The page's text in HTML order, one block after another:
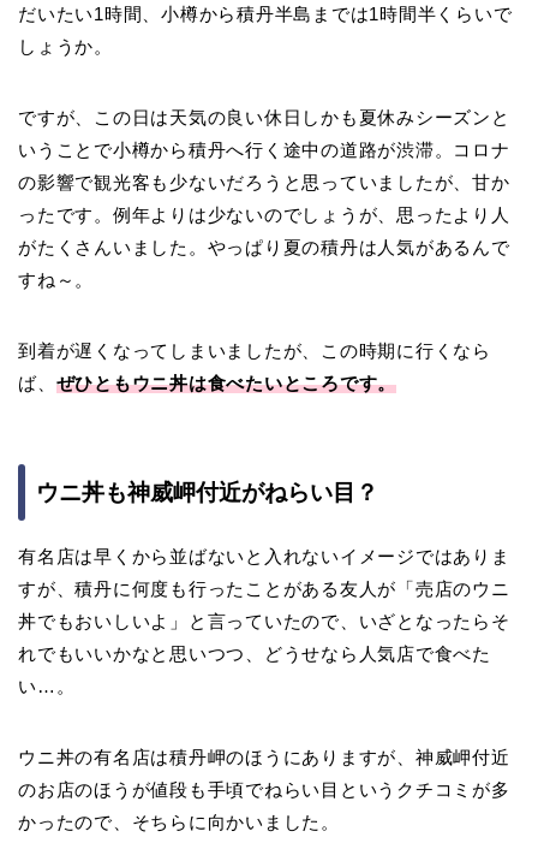
だいたい1時間、小樽から積丹半島までは1時間半くらいで
しょうか。
ですが、この日は天気の良い休日しかも夏休みシーズンと
いうことで小樽から積丹へ行く途中の道路が渋滞。コロナ
の影響で観光客も少ないだろうと思っていましたが、甘か
ったです。例年よりは少ないのでしょうが、思ったより人
がたくさんいました。やっぱり夏の積丹は人気があるんで
すね～。
到着が遅くなってしまいましたが、この時期に行くなら
ば、 ぜひともウニ丼は食べたいところです。
ウニ丼も神威岬付近がねらい目？
有名店は早くから並ばないと入れないイメージではありま
すが、積丹に何度も行ったことがある友人が「売店のウニ
丼でもおいしいよ」と言っていたので、いざとなったらそ
れでもいいかなと思いつつ、どうせなら人気店で食べた
い…。
ウニ丼の有名店は積丹岬のほうにありますが、神威岬付近
のお店のほうが値段も手頃でねらい目というクチコミが多
かったので、そちらに向かいました。